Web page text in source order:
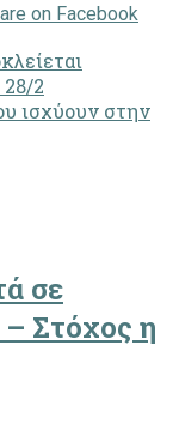
on Facebook
2
ισχύουν στην
σε
Στόχος η